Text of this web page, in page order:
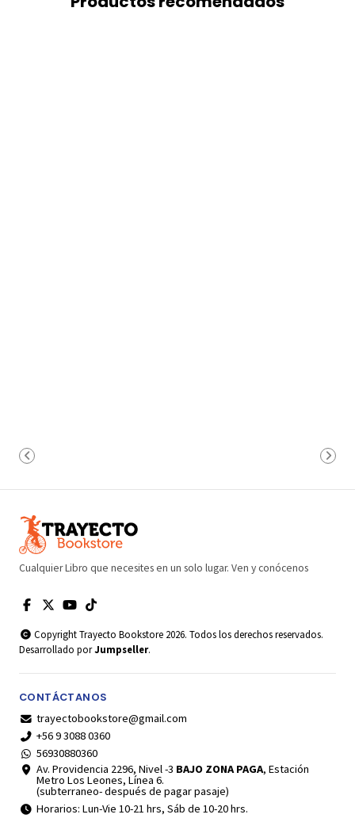
Cualquier Libro que necesites en un solo lugar. Ven y conócenos
Copyright Trayecto Bookstore 2026. Todos los derechos reservados.
Desarrollado porJumpseller.
CONTÁCTANOS
trayectobookstore@gmail.com
+56 9 3088 0360
56930880360
Av. Providencia 2296, Nivel -3 BAJO ZONA PAGA, Estación
Metro Los Leones, Línea 6.
(subterraneo- después de pagar pasaje)
Horarios: Lun-Vie 10-21 hrs, Sáb de 10-20 hrs.